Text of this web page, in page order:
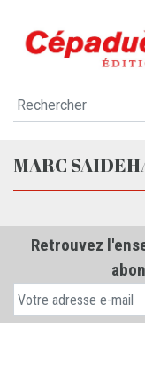
MARC
Retrouvez